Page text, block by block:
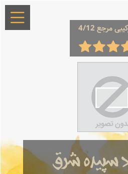
مرجع 4/12
سپیده شرق